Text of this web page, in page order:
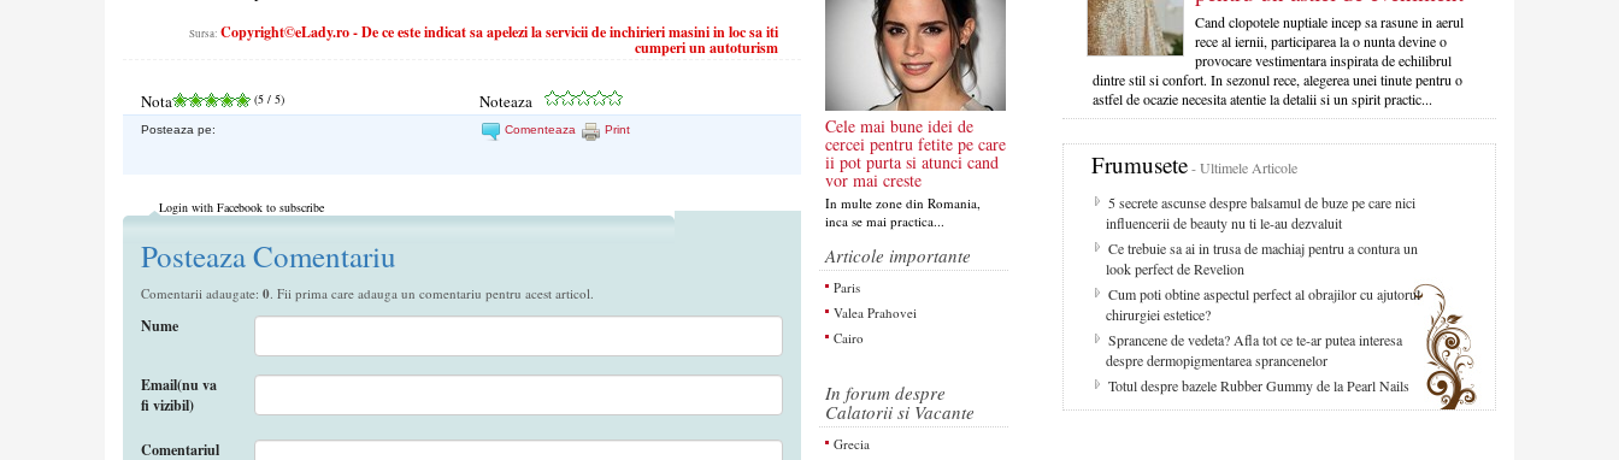
Sursa: Copyright©eLady.ro - De ce este indicat sa apelezi la servicii de inchirieri masini in loc sa iti
cumperi un autoturism
Nota (5 / 5) Noteaza
Posteaza pe: Comenteaza Print
Login with Facebook to subscribe
Posteaza Comentariu
Comentarii adaugate: 0. Fii prima care adauga un comentariu pentru acest articol.
Nume
Email(nu va
fi vizibil)
Comentariul
Cele mai bune idei de
cercei pentru fetite pe care
ii pot purta si atunci cand
vor mai creste
In multe zone din Romania,
inca se mai practica...
Articole importante
Paris
Valea Prahovei
Cairo
In forum despre
Calatorii si Vacante
Grecia
Cand clopotele nuptiale incep sa rasune in aerul
rece al iernii, participarea la o nunta devine o
provocare vestimentara inspirata de echilibrul
dintre stil si confort. In sezonul rece, alegerea unei tinute pentru o
astfel de ocazie necesita atentie la detalii si un spirit practic...
Frumusete- Ultimele Articole
5 secrete ascunse despre balsamul de buze pe care nici
influencerii de beauty nu ti le-au dezvaluit
Ce trebuie sa ai in trusa de machiaj pentru a contura un
look perfect de Revelion
Cum poti obtine aspectul perfect al obrajilor cu ajutorul
chirurgiei estetice?
Sprancene de vedeta? Afla tot ce te-ar putea interesa
despre dermopigmentarea sprancenelor
Totul despre bazele Rubber Gummy de la Pearl Nails